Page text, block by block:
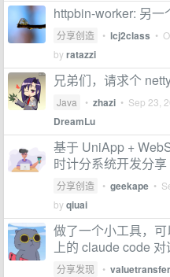
httpbin-worker: 另
分享创造 • lcj2class •
byratazzi
兄弟们，请求个
Java • zhazi • Sep 23,
DreamLu
基于 UniApp +
时计分系统开发分享
分享创造 • geekape •
byqiuai
做了一个小工具，
上的 claude code 对
分享发现 • valuetransfer